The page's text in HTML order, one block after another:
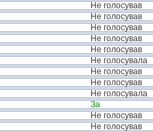
Не голосував
Не голосував
Не голосував
Не голосував
Не голосував
Не голосувала
Не голосував
Не голосував
Не голосувала
За
Не голосував
Не голосував